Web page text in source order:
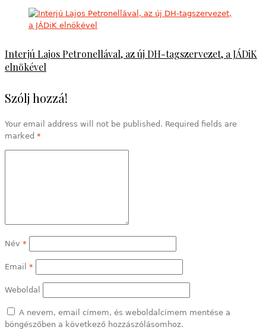
Interjú Lajos Petronellával, az új DH-tagszervezet, a JÁDiK
elnökével
Szólj hozzá!
Your email address will not be published. Required fields are
marked *
Név *
Email *
Weboldal
A nevem, email címem, és weboldalcímem mentése a
böngészőben a következő hozzászólásomhoz.